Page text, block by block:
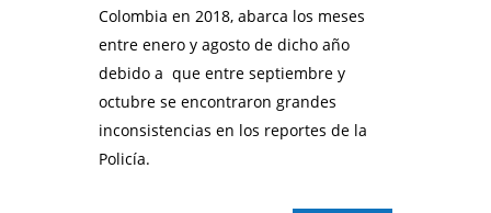
Colombia en 2018, abarca los meses
entre enero y agosto de dicho año
debido a que entre septiembre y
octubre se encontraron grandes
inconsistencias en los reportes de la
Policía.